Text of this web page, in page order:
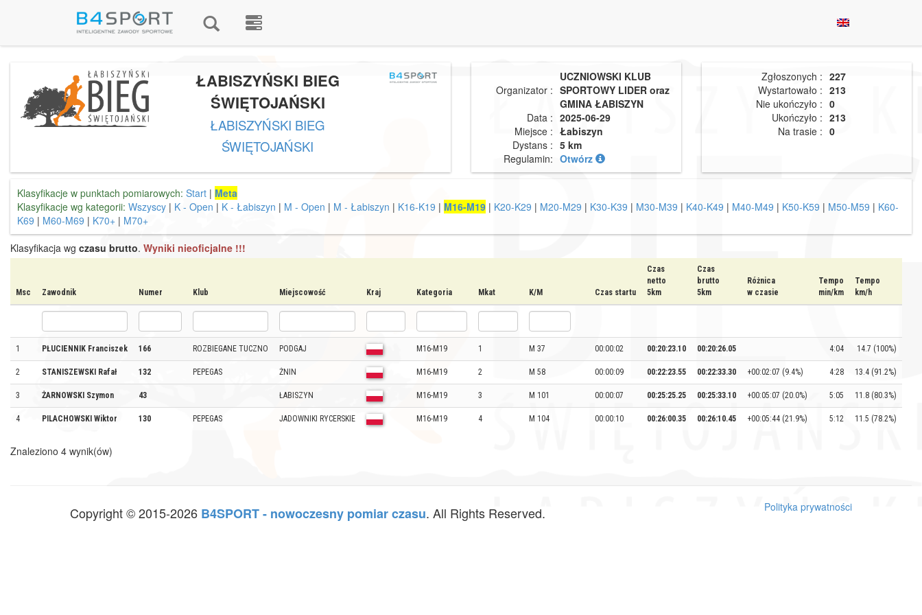
ŁABISZYŃSKI BIEG
ŚWIĘTOJAŃSKI
ŁABISZYŃSKI BIEG
ŚWIĘTOJAŃSKI
Organizator :
UCZNIOWSKI KLUB
SPORTOWY LIDER oraz
GMINA ŁABISZYN
Data : 2025-06-29
Miejsce : Łabiszyn
Dystans : 5 km
Regulamin: Otwórz
Zgłoszonych : 227
Wystartowało : 213
Nie ukończyło : 0
Ukończyło : 213
Na trasie : 0
Klasyfikacje w punktach pomiarowych: Start | Meta
Klasyfikacje wg kategorii: Wszyscy | K - Open | K - Łabiszyn | M - Open | M - Łabiszyn | K16-K19 | M16-M19 | K20-K29 | M20-M29 | K30-K39 | M30-M39 | K40-K49 | M40-M49 | K50-K59 | M50-M59 | K60-
K69 | M60-M69 | K70+ | M70+
Klasyfikacja wg czasu brutto. Wyniki nieoficjalne !!!
Msc Zawodnik Numer Klub Miejscowość Kraj Kategoria Mkat K/M Czas startu
Czas
netto
5km
Czas
brutto
5km
Różnica
w czasie
Tempo
min/km
Tempo
km/h
1 PŁUCIENNIK Franciszek 166 ROZBIEGANE TUCZNO PODGAJ M16-M19 1 M 37 00:00:02 00:20:23.10 00:20:26.05 4:04 14.7 (100%)
2 STANISZEWSKI Rafał 132 PEPEGAS ŻNIN M16-M19 2 M 58 00:00:09 00:22:23.55 00:22:33.30 +00:02:07 (9.4%) 4:28 13.4 (91.2%)
3 ŻARNOWSKI Szymon 43 ŁABISZYN M16-M19 3 M 101 00:00:07 00:25:25.25 00:25:33.10 +00:05:07 (20.0%) 5:05 11.8 (80.3%)
4 PILACHOWSKI Wiktor 130 PEPEGAS JADOWNIKI RYCERSKIE M16-M19 4 M 104 00:00:10 00:26:00.35 00:26:10.45 +00:05:44 (21.9%) 5:12 11.5 (78.2%)
Znaleziono 4 wynik(ów)
Copyright © 2015-2026 B4SPORT - nowoczesny pomiar czasu. All Rights Reserved. Polityka prywatności